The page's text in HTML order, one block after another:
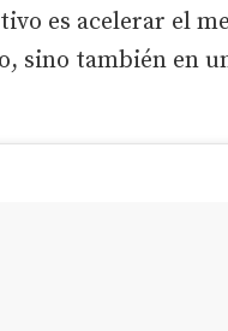
es acelerar el
sino también en